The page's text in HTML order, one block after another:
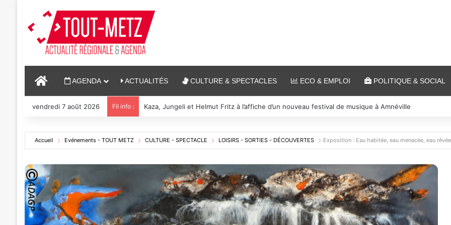
ACCUEILAGENDA ACTUALITÉS CULTURE & SPECTACLES ECO & EMPLOI POLITIQUE & SOCIAL
vendredi 7 août 2026 Fil info : Reconstitution, spectacles et cinéma pour l’édition 2026 de « Ça tombe comme à Gravelotte »
Accueil Evénements - TOUT METZ CULTURE - SPECTACLE LOISIRS - SORTIES - DÉCOUVERTES Exposition : Eau habitée, eau menacée, eau